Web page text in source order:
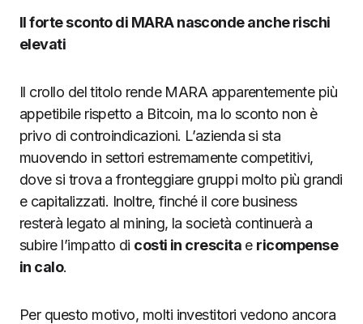
Il forte sconto di MARA nasconde anche rischi
elevati
Il crollo del titolo rende MARA apparentemente più
appetibile rispetto a Bitcoin, ma lo sconto non è
privo di controindicazioni. L’azienda si sta
muovendo in settori estremamente competitivi,
dove si trova a fronteggiare gruppi molto più grandi
e capitalizzati. Inoltre, finché il core business
resterà legato al mining, la società continuerà a
subire l’impatto di costi in crescita e ricompense
in calo.
Per questo motivo, molti investitori vedono ancora